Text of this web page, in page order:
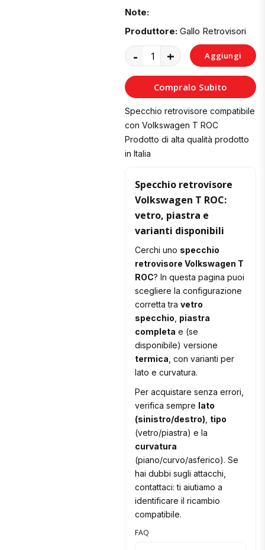
Note:
Produttore: Gallo Retrovisori
- + Aggiungi
al
Carrello
Compralo Subito
Specchio retrovisore compatibile
con Volkswagen T ROC
Prodotto di alta qualità prodotto
in Italia
Specchio retrovisore
Volkswagen T ROC:
vetro, piastra e
varianti disponibili
Cerchi uno specchio
retrovisore Volkswagen T
ROC? In questa pagina puoi
scegliere la configurazione
corretta travetro
specchio piastra
completa e (se
disponibile) versione
termica , con varianti per
lato e curvatura.
Per acquistare senza errori,
verifica sempre lato
(sinistro/destro) tipo
(vetro/piastra) e la
curvatura
(piano/curvo/asferico). Se
hai dubbi sugli attacchi,
contattaci: ti aiutiamo a
identificare il ricambio
compatibile.
FAQ